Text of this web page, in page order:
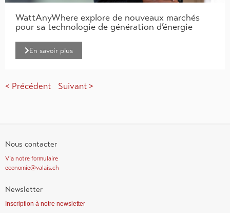
WattAnyWhere explore de nouveaux marchés
pour sa technologie de génération d’énergie
En savoir plus
< Précédent Suivant >
Nous contacter
Via notre formulaire
economie@valais.ch
Newsletter
Inscription à notre newsletter